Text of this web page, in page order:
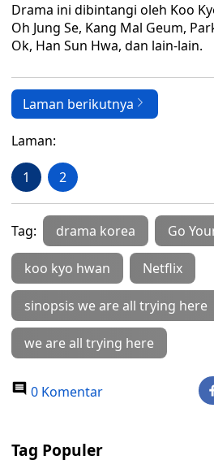
Drama ini dibintangi oleh Koo
Oh Jung Se, Kang Mal Geum,
Ok, Han Sun Hwa, dan lain-lain.
Laman berikutnya
Laman:
1 2
Tag: drama korea Go
koo kyo hwan Netflix
sinopsis we are all trying here
we are all trying here
0 Komentar
Tag Populer